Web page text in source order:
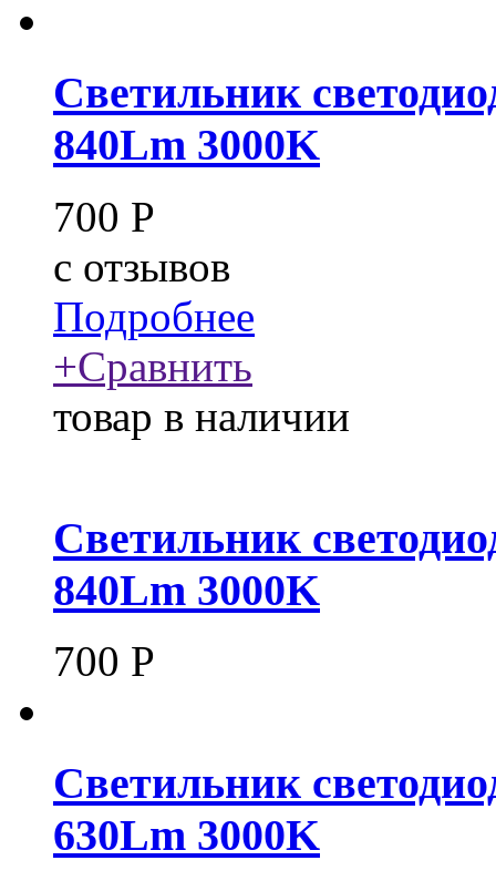
Светильник
840Lm 3000K
700 Р
c отзывов
Подробнее
+Сравнить
товар в наличии
Светильник
840Lm 3000K
700 Р
Светильник
630Lm 3000K